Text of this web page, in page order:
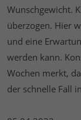
Wunschgewicht.
überzogen. Hier
und eine
werden kann.
Wochen merkt,
der schnelle Fall